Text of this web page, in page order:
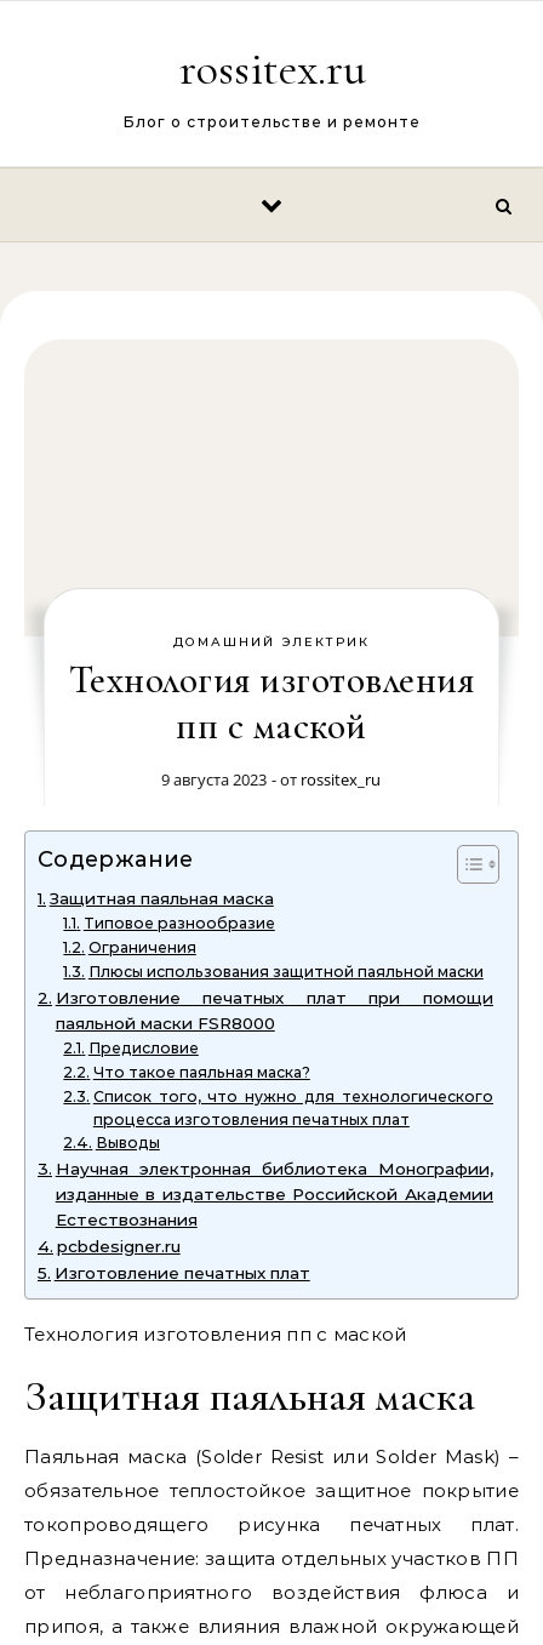
rossitex.ru
Блог о строительстве и ремонте
ДОМАШНИЙ ЭЛЕКТРИК
Технология изготовления
пп с маской
9 августа 2023 - от rossitex_ru
Содержание
Защитная паяльная маска
Типовое разнообразие
Ограничения
Плюсы использования защитной паяльной маски
Изготовление печатных плат при помощи
паяльной маски FSR8000
Предисловие
Что такое паяльная маска?
Список того, что нужно для технологического
процесса изготовления печатных плат
Выводы
Научная электронная библиотека Монографии,
изданные в издательстве Российской Академии
Естествознания
pcbdesigner.ru
Изготовление печатных плат
Технология изготовления пп с маской
Защитная паяльная маска
Паяльная маска (Solder Resist или Solder Mask) –
обязательное теплостойкое защитное покрытие
токопроводящего рисунка печатных плат.
Предназначение: защита отдельных участков ПП
от неблагоприятного воздействия флюса и
припоя, а также влияния влажной окружающей